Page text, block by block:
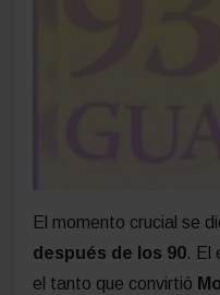
El momento crucial se
después de los 90. El
el tanto que convirtió